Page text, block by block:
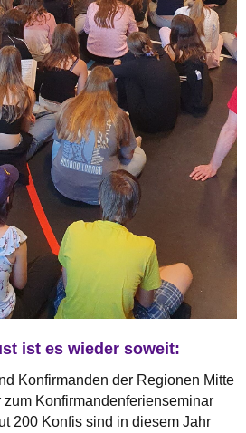
ist es wieder soweit:
Konfirmanden der Regionen Mitte
Konfirmandenferienseminar
200 Konfis sind in diesem Jahr